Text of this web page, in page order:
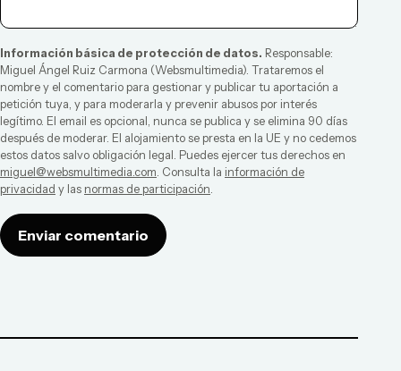
Información básica de protección de datos. Responsable:
Miguel Ángel Ruiz Carmona (Websmultimedia). Trataremos el
nombre y el comentario para gestionar y publicar tu aportación a
petición tuya, y para moderarla y prevenir abusos por interés
legítimo. El email es opcional, nunca se publica y se elimina 90 días
después de moderar. El alojamiento se presta en la UE y no cedemos
estos datos salvo obligación legal. Puedes ejercer tus derechos en
miguel@websmultimedia.com . Consulta la información de
privacidad y las normas de participación
Enviar comentario